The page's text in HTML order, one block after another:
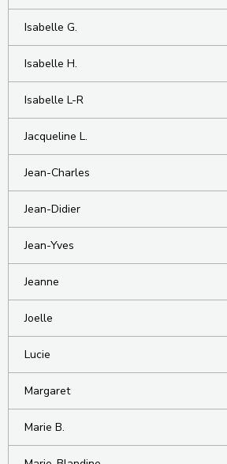
Isabelle G.
Isabelle H.
Isabelle L-R
Jacqueline L.
Jean-Charles
Jean-Didier
Jean-Yves
Jeanne
Joelle
Lucie
Margaret
Marie B.